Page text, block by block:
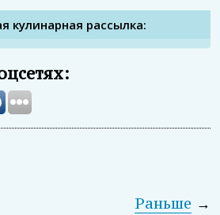
кулинарная рассылка:
→
Раньше